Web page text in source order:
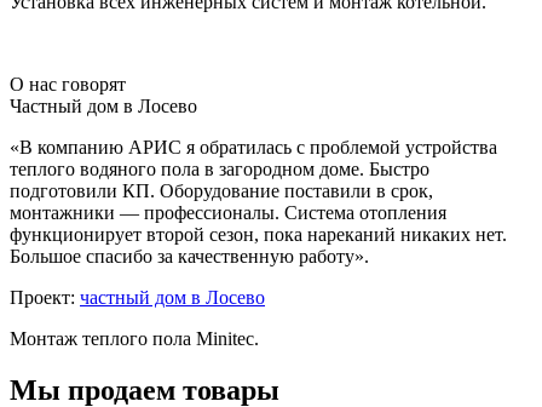
О нас говорят
Частный дом в Лосево
«В компанию АРИС я обратилась с проблемой устройства
теплого водяного пола в загородном доме. Быстро
подготовили КП. Оборудование поставили в срок,
монтажники — профессионалы. Система отопления
функционирует второй сезон, пока нареканий никаких нет.
Большое спасибо за качественную работу».
Проект: частный дом в Лосево
Монтаж теплого пола Minitec.
Мы продаем товары